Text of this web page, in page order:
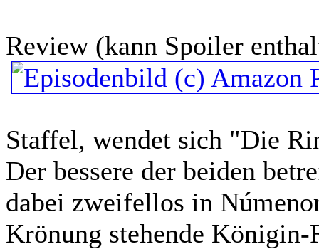
Review (kann Spoiler
Staffel, wendet sich "Die
Der bessere der beiden
dabei zweifellos in
Krönung stehende